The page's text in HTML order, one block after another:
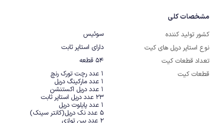
مشخصات کلی
کشور تولید کننده
سوئیس
نوع استاپر دریل های کیت
دارای استاپر ثابت
تعداد قطعات کیت
54 قطعه
قطعات کیت